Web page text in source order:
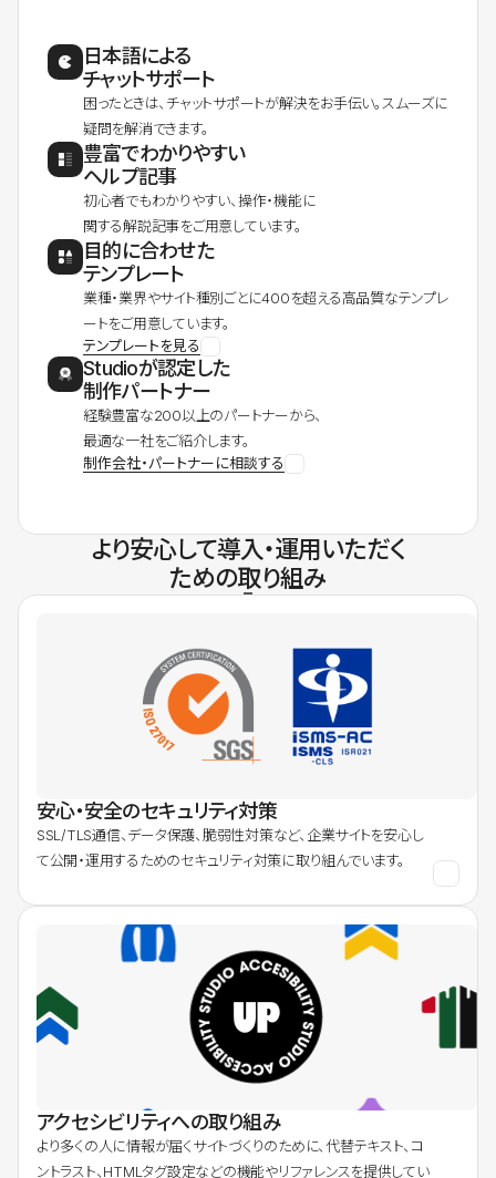
日本語による
チャットサポート
困ったときは、チャットサポートが解決をお手伝い。スムーズに
疑問を解消できます。
豊富でわかりやすい
ヘルプ記事
初心者でもわかりやすい、操作・機能に
関する解説記事をご用意しています。
目的に合わせた
テンプレート
業種・業界やサイト種別ごとに400を超える高品質なテンプレ
ートをご用意しています。
テンプレートを見る
Studioが認定した
制作パートナー
経験豊富な200以上のパートナーから、
最適な一社をご紹介します。
制作会社・パートナーに相談する
より安心して導入・運用いただく
ための取り組み
安心・安全のセキュリティ対策
SSL/TLS通信、データ保護、脆弱性対策など、企業サイトを安心し
て公開・運用するためのセキュリティ対策に取り組んでいます。
アクセシビリティへの取り組み
より多くの人に情報が届くサイトづくりのために、代替テキスト、コ
ントラスト、HTMLタグ設定などの機能やリファレンスを提供してい